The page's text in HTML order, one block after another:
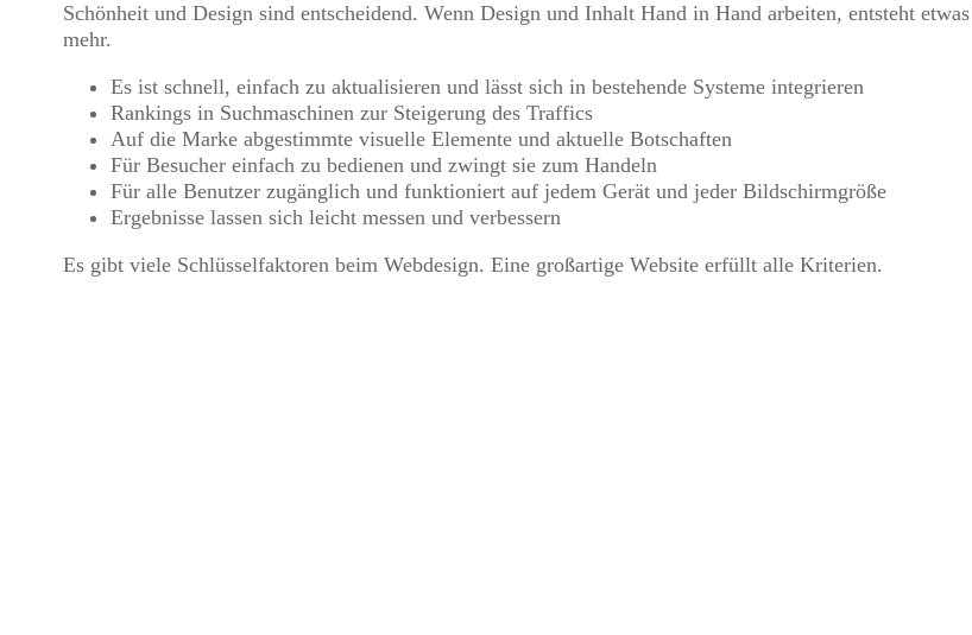
Schönheit und Design sind entscheidend. Wenn Design und Inhalt Hand in Hand arbeiten, entsteht
mehr.
Es ist schnell, einfach zu aktualisieren und lässt sich in bestehende Systeme integrieren
Rankings in Suchmaschinen zur Steigerung des Traffics
Auf die Marke abgestimmte visuelle Elemente und aktuelle Botschaften
Für Besucher einfach zu bedienen und zwingt sie zum Handeln
Für alle Benutzer zugänglich und funktioniert auf jedem Gerät und jeder Bildschirmgröße
Ergebnisse lassen sich leicht messen und verbessern
Es gibt viele Schlüsselfaktoren beim Webdesign. Eine großartige Website erfüllt alle Kriterien.